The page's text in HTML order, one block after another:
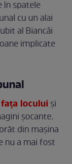
în spatele
cu un alai
al Biancăi
implicate
locului și
șocante.
din mașina
nu a mai fost